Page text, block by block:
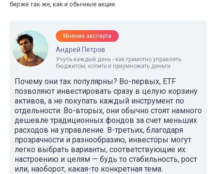
бирже так же, как и обычные акции.
Мнение эксперта
Андрей Петров
Учусь каждый день - как грамотно управлять
бюджетом, копить и приумножать деньги
Почему они так популярны? Во-первых, ETF
позволяют инвестировать сразу в целую корзину
активов, а не покупать каждый инструмент по
отдельности. Во-вторых, они обычно стоят намного
дешевле традиционных фондов за счет меньших
расходов на управление. В-третьих, благодаря
прозрачности и разнообразию, инвесторы могут
легко выбрать варианты, соответствующие их
настроению и целям — будь то стабильность, рост
или, наоборот, какая-то конкретная тема.